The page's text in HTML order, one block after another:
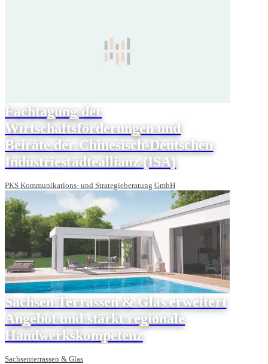
Fachtagung der
Wirtschaftsförderungen und
Beiräte der Chinesisch-Deutschen
Industriestädteallianz (ISA)
PKS Kommunikations- und Strategieberatung GmbH
Sachsen Terrassen & Glas erweitert
Angebot und stärkt regionale
Handwerkskompetenz
Sachsenterrassen & Glas